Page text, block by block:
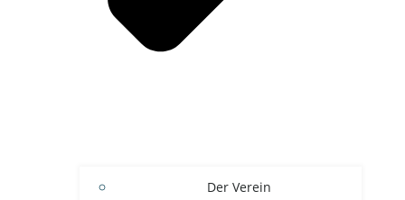
Der Verein